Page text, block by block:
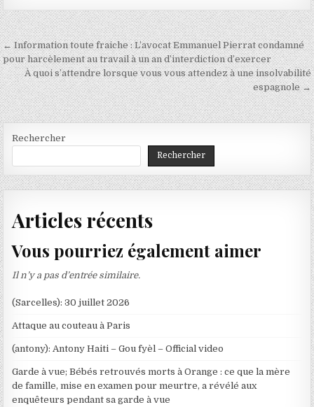
Navigation
de
l’article
← Information toute fraiche : L’avocat Emmanuel Pierrat condamné
pour harcèlement au travail à un an d’interdiction d’exercer
À quoi s’attendre lorsque vous vous attendez à une insolvabilité
espagnole →
Rechercher
Rechercher
Articles récents
Vous pourriez également aimer
Il n’y a pas d’entrée similaire.
(Sarcelles): 30 juillet 2026
Attaque au couteau à Paris
(antony): Antony Haiti – Gou fyèl – Official video
Garde à vue; Bébés retrouvés morts à Orange : ce que la mère
de famille, mise en examen pour meurtre, a révélé aux
enquêteurs pendant sa garde à vue